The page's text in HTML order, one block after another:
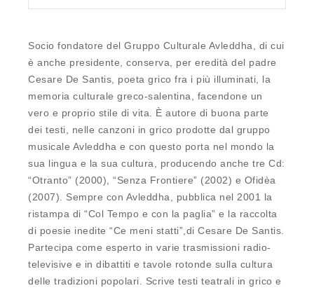
Socio fondatore del Gruppo Culturale Avleddha, di cui
è anche presidente, conserva, per eredità del padre
Cesare De Santis, poeta grico fra i più illuminati, la
memoria culturale greco-salentina, facendone un
vero e proprio stile di vita. È autore di buona parte
dei testi, nelle canzoni in grico prodotte dal gruppo
musicale Avleddha e con questo porta nel mondo la
sua lingua e la sua cultura, producendo anche tre Cd:
“Otranto” (2000), “Senza Frontiere” (2002) e Ofidèa
(2007). Sempre con Avleddha, pubblica nel 2001 la
ristampa di “Col Tempo e con la paglia” e la raccolta
di poesie inedite “Ce meni statti”,di Cesare De Santis.
Partecipa come esperto in varie trasmissioni radio-
televisive e in dibattiti e tavole rotonde sulla cultura
delle tradizioni popolari. Scrive testi teatrali in grico e